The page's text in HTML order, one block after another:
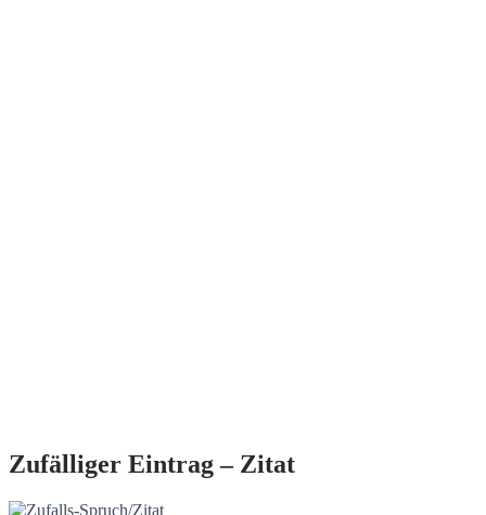
Zufälliger Eintrag – Zitat